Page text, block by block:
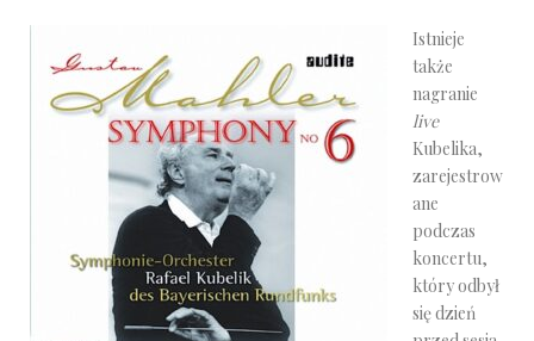
Istnieje
także
nagranie
live
Kubelika,
zarejestrow
ane
podczas
koncertu,
który odbył
się dzień